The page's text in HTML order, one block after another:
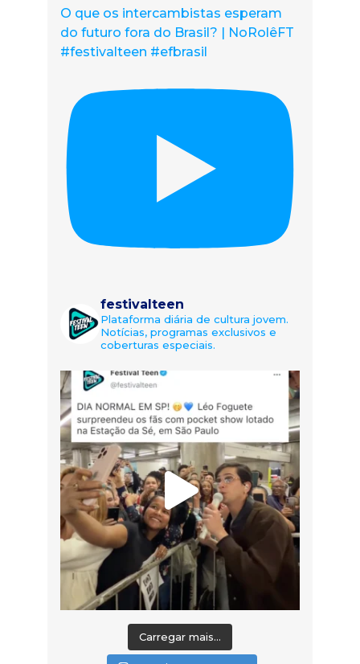
O que os intercambistas esperam
do futuro fora do Brasil? | NoRolêFT
#festivalteen #efbrasil
festivalteen
Plataforma diária de cultura jovem.
Notícias, programas exclusivos e
coberturas especiais.
Carregar mais...